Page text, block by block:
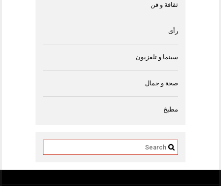
ثقافة و فن
رأى
سينما و تلفزيون
صحة و جمال
مطبخ